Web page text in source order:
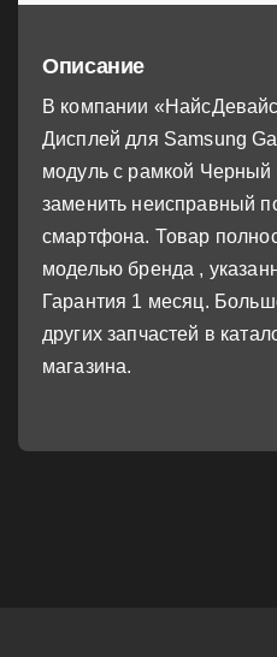
Описание
В компании
Дисплей для Samsung
модуль с рамкой Черный
заменить неисправный
смартфона. Товар
моделью бренда ,
Гарантия 1 месяц.
других запчастей в
магазина.